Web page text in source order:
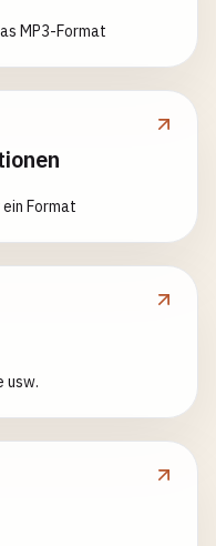
MP3-Format
Format
usw.